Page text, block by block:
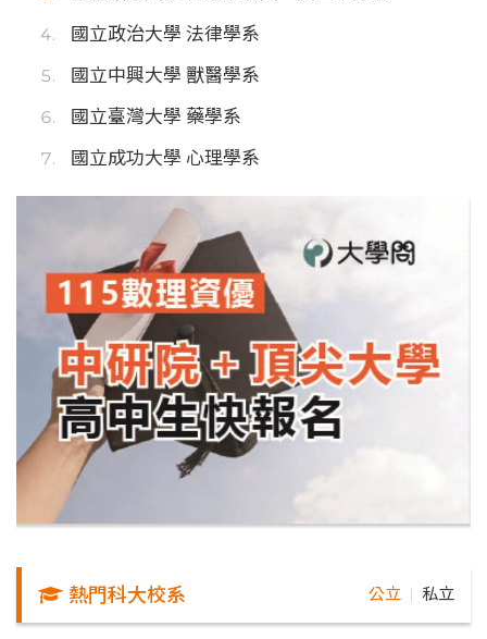
國立政治大學 法律學系
國立中興大學 獸醫學系
國立臺灣大學 藥學系
國立成功大學 心理學系
熱門科大校系 公立 私立